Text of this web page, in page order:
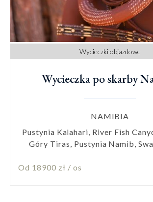
Wycieczki objazdowe
Wycieczka po skarby
NAMIBIA
Pustynia Kalahari, River Fish
Góry Tiras, Pustynia Namib,
Od 18900 zł / os